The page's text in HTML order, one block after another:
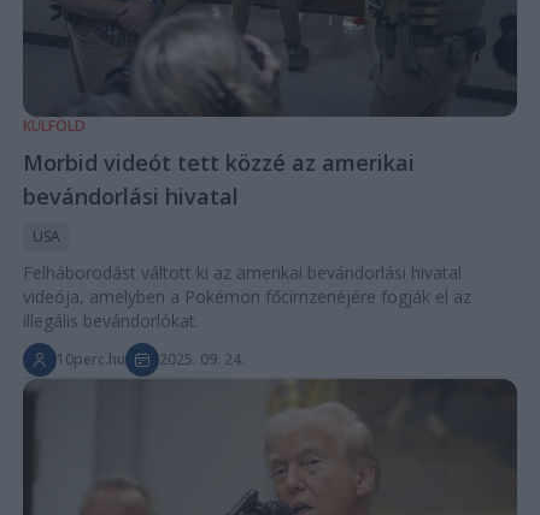
KÜLFÖLD
Morbid videót tett közzé az amerikai
bevándorlási hivatal
USA
Felháborodást váltott ki az amerikai bevándorlási hivatal
videója, amelyben a Pokémon főcímzenéjére fogják el az
illegális bevándorlókat.
10perc.hu 2025. 09. 24.